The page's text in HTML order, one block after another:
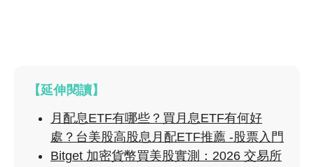
【延伸閱讀】
月配息ETF有哪些？買月息ETF有何好
處？台美股高股息月配ETF推薦 -股票入門
Bitget 加密貨幣買美股實測：2026 交易所